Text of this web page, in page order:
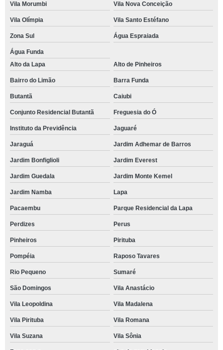
Vila Morumbi Vila Nova Conceição
Vila Olímpia Vila Santo Estéfano
Zona Sul Água Espraiada
Água Funda
Alto da Lapa
Alto de Pinheiros
Bairro do Limão Barra Funda
Butantã Caiubi
Conjunto Residencial Butantã Freguesia do Ó
Instituto da Previdência Jaguaré
Jaraguá Jardim Adhemar de Barros
Jardim Bonfiglioli Jardim Everest
Jardim Guedala Jardim Monte Kemel
Jardim Namba Lapa
Pacaembu Parque Residencial da Lapa
Perdizes Perus
Pinheiros Pirituba
Pompéia Raposo Tavares
Rio Pequeno Sumaré
São Domingos Vila Anastácio
Vila Leopoldina Vila Madalena
Vila Pirituba Vila Romana
Vila Suzana Vila Sônia